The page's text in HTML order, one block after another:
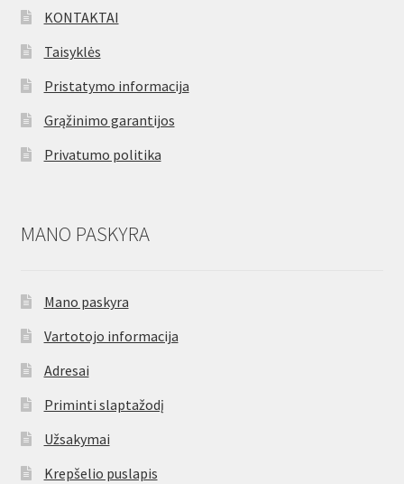
KONTAKTAI
Taisyklės
Pristatymo informacija
Grąžinimo garantijos
Privatumo politika
MANO PASKYRA
Mano paskyra
Vartotojo informacija
Adresai
Priminti slaptažodį
Užsakymai
Krepšelio puslapis